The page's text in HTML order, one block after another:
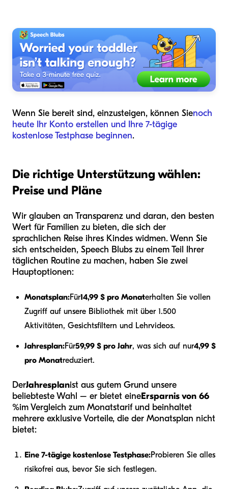
Wenn Sie bereit sind, einzusteigen, können Sienoch
heute Ihr Konto erstellen und Ihre 7-tägige
kostenlose Testphase beginnen.
Die richtige Unterstützung wählen:
Preise und Pläne
Wir glauben an Transparenz und daran, den besten
Wert für Familien zu bieten, die sich der
sprachlichen Reise ihres Kindes widmen. Wenn Sie
sich entscheiden, Speech Blubs zu einem Teil Ihrer
täglichen Routine zu machen, haben Sie zwei
Hauptoptionen:
Monatsplan:Für14,99 $ pro Monaterhalten Sie vollen
Zugriff auf unsere Bibliothek mit über 1.500
Aktivitäten, Gesichtsfiltern und Lehrvideos.
Jahresplan:Für59,99 $ pro Jahr, was sich auf nur4,99 $
pro Monatreduziert.
DerJahresplanist aus gutem Grund unsere
beliebteste Wahl – er bietet eineErsparnis von 66
%im Vergleich zum Monatstarif und beinhaltet
mehrere exklusive Vorteile, die der Monatsplan nicht
bietet:
Eine 7-tägige kostenlose Testphase:Probieren Sie alles
risikofrei aus, bevor Sie sich festlegen.